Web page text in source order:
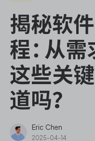
ONES Assistant
敏捷研发管理
企业知识库管理
揭秘软
程：从需
这些关
道吗？
Eric Chen
2025-04-14